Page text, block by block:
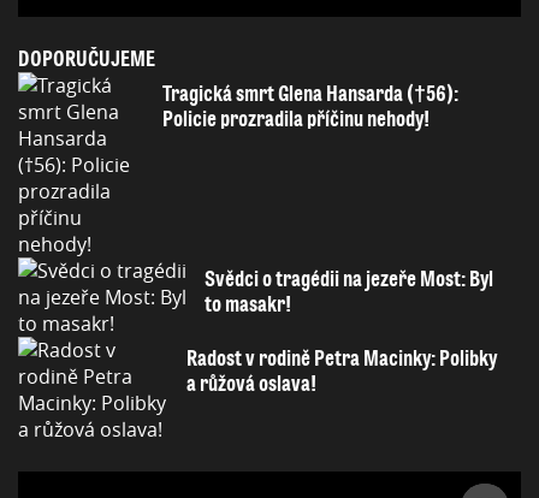
DOPORUČUJEME
Tragická smrt Glena Hansarda (†56):
Policie prozradila příčinu nehody!
Svědci o tragédii na jezeře Most: Byl
to masakr!
Radost v rodině Petra Macinky: Polibky
a růžová oslava!